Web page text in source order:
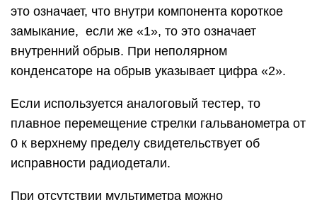
это означает, что внутри компонента короткое
замыкание, если же «1», то это означает
внутренний обрыв. При неполярном
конденсаторе на обрыв указывает цифра «2».
Если используется аналоговый тестер, то
плавное перемещение стрелки гальванометра от
0 к верхнему пределу свидетельствует об
исправности радиодетали.
При отсутствии мультиметра можно